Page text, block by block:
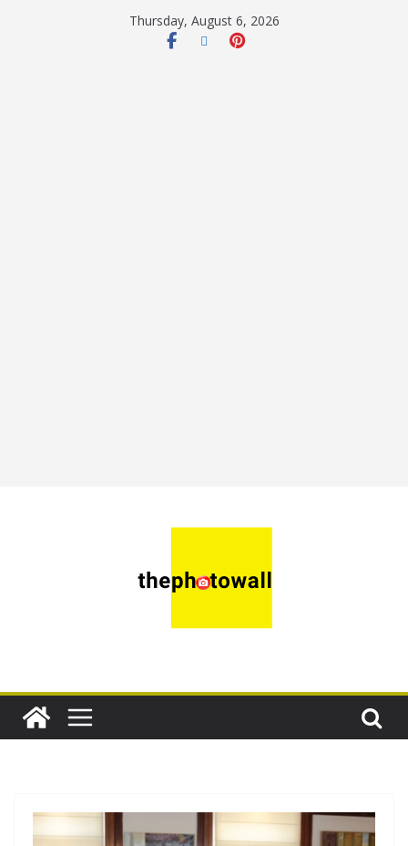
Thursday, August 6, 2026